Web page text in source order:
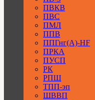
ПВКВ
ПВС
ПМЛ
ППВ
ППГнг(А)-HF
ПРКА
ПУСП
РК
РПШ
ТПП-эп
ШВВП